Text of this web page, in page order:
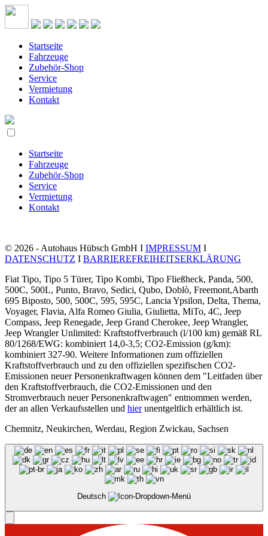
Startseite
Fahrzeuge
Zubehör-Shop
Service
Vermietung
Kontakt
Startseite
Fahrzeuge
Zubehör-Shop
Service
Vermietung
Kontakt
© 2026 - Autohaus Hübsch GmbH I IMPRESSUM I
DATENSCHUTZ I BARRIEREFREIHEITSERKLÄRUNG
Fiat Tipo, Tipo 5 Türer, Tipo Kombi, Tipo Fließheck, Panda, 500,
500C, 500L, Punto, Bravo, Sedici, Qubo, Doblò, Freemont,Abarth
695 Biposto, 500, 500C, 595, 595C, Lancia Ypsilon, Delta, Thema,
Voyager, Flavia, Alfa Romeo Giulia, Giulietta, MiTo, 4C, Jeep
Compass, Jeep Renegade, Jeep Grand Cherokee, Jeep Wrangler,
Jeep Wrangler Unlimited: Kraftstoffverbrauch (l/100 km) gemäß RL
80/1268/EWG: kombiniert 14,0-3,5; CO2-Emission (g/km):
kombiniert 327-90. Weitere Informationen zum offiziellen
Kraftstoffverbrauch und zu den offiziellen spezifischen CO2-
Emissionen neuer Personenkraftwagen können dem "Leitfaden über
den Kraftstoffverbrauch, die CO2-Emissionen und den
Stromverbrauch neuer Personenkraftwagen" entnommen werden,
der an allen Verkaufsstellen und hierunentgeltlich erhältlich ist.
Chemnitz, Neukirchen, Werdau, Region Zwickau, Sachsen
Deutsch